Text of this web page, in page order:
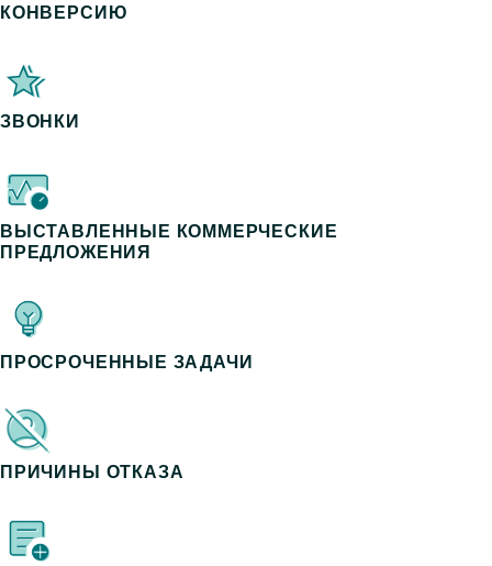
КОНВЕРСИЮ
ЗВОНКИ
ВЫСТАВЛЕННЫЕ КОММЕРЧЕСКИЕ
ПРЕДЛОЖЕНИЯ
ПРОСРОЧЕННЫЕ ЗАДАЧИ
ПРИЧИНЫ ОТКАЗА